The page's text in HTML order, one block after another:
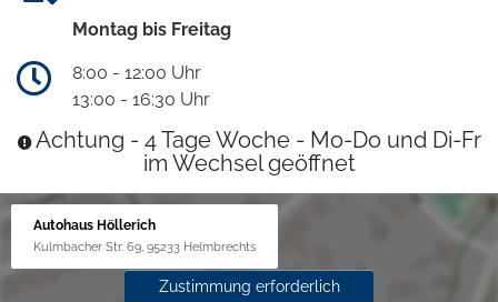
Montag bis Freitag
8:00 - 12:00 Uhr
13:00 - 16:30 Uhr
Achtung - 4 Tage Woche - Mo-Do und Di-Fr
im Wechsel geöffnet
Autohaus Höllerich
Kulmbacher Str. 69, 95233 Helmbrechts
Zustimmung erforderlich